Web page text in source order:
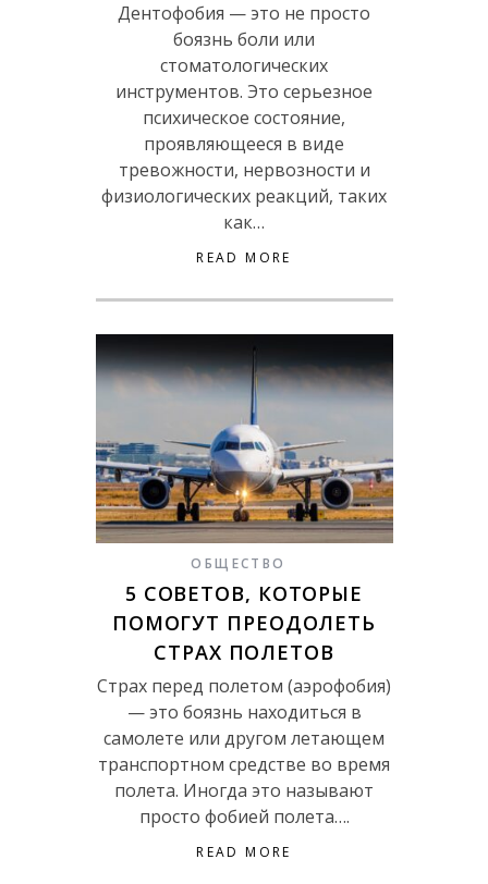
Дентофобия — это не просто
боязнь боли или
стоматологических
инструментов. Это серьезное
психическое состояние,
проявляющееся в виде
тревожности, нервозности и
физиологических реакций, таких
как…
READ MORE
ОБЩЕСТВО
5 СОВЕТОВ, КОТОРЫЕ
ПОМОГУТ ПРЕОДОЛЕТЬ
СТРАХ ПОЛЕТОВ
Страх перед полетом (аэрофобия)
— это боязнь находиться в
самолете или другом летающем
транспортном средстве во время
полета. Иногда это называют
просто фобией полета….
READ MORE